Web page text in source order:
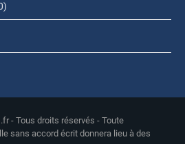
- Tous droits réservés - Toute
sans accord écrit donnera lieu à des